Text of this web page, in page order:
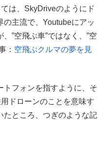
は、SkyDriveのようにド
の主流で、Youtubeにアッ
”空飛ぶ車”ではなく、”空
： 空飛ぶクルマの夢を見
トフォンを指すように、そ
ドローンのことを意味す
たところ、つぎのような記